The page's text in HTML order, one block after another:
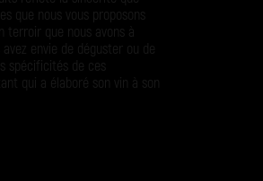
que nous vous proposons
terroir que nous avons à
envie de déguster ou de
spécificités de ces
qui a élaboré son vin à son